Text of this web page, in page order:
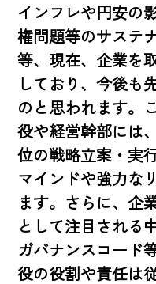
インフレや円安の
権問題等のサステ
等、現在、企業を
しており、今後も
のと思われます。
役や経営幹部には
位の戦略立案・実
マインドや強力な
ます。さらに、企
として注目される
ガバナンスコード
役の役割や責任は